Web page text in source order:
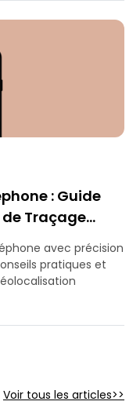
: Guide
Traçage
avec précision
pratiques et
Voir tous les articles>>